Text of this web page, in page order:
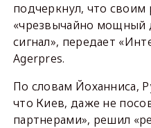
подчеркнул, что
«чрезвычайно мощный
сигнал», передает
Agerpres.
По словам Йоханниса,
что Киев, даже не
партнерами», решил